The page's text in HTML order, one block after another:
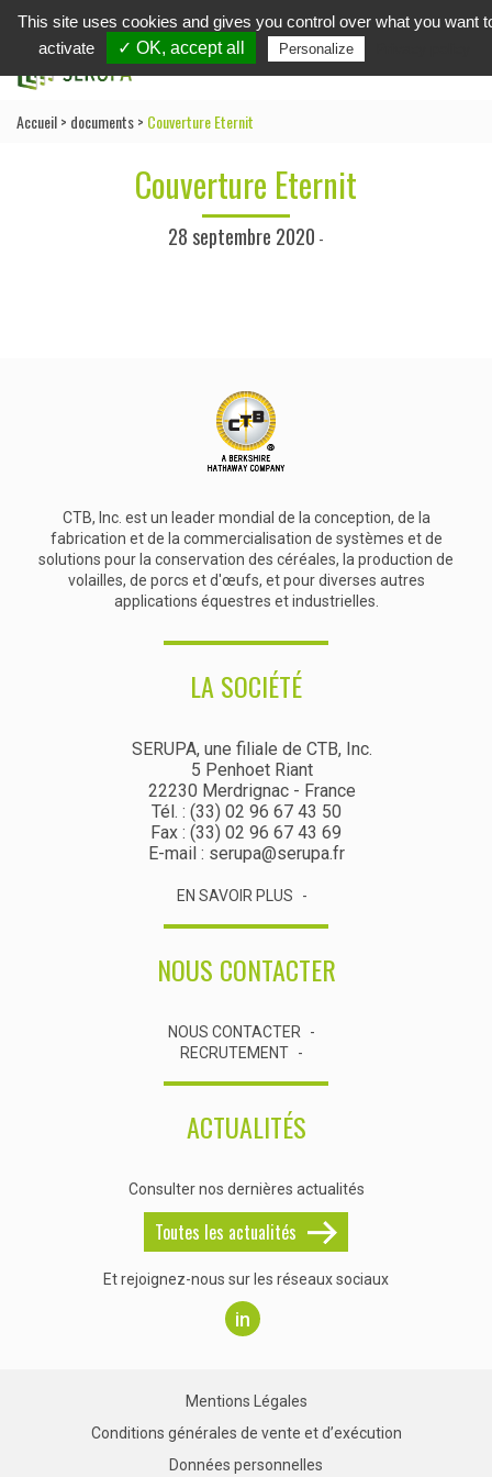
in
Accueil> documents> Couverture Eternit
Couverture Eternit
28 septembre 2020 -
CTB, Inc. est un leader mondial de la conception, de la
fabrication et de la commercialisation de systèmes et de
solutions pour la conservation des céréales, la production de
volailles, de porcs et d'œufs, et pour diverses autres
applications équestres et industrielles.
LA SOCIÉTÉ
SERUPA, une filiale de CTB, Inc.
5 Penhoet Riant
22230 Merdrignac - France
Tél. : (33) 02 96 67 43 50
Fax : (33) 02 96 67 43 69
E-mail : serupa@serupa.fr
EN SAVOIR PLUS
NOUS CONTACTER
NOUS CONTACTER
RECRUTEMENT
ACTUALITÉS
Consulter nos dernières actualités
Toutes les actualités
Et rejoignez-nous sur les réseaux sociaux
in
Mentions Légales
Conditions générales de vente et d’exécution
Données personnelles
This site uses cookies and gives you control over what you want
activate
✓ OK, accept all Personalize